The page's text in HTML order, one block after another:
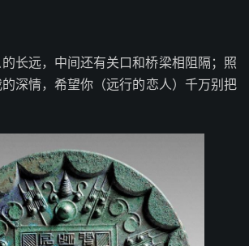
的长远，中间还有关口和桥梁相阻隔；照
深情，希望你（远行的恋人）千万别把